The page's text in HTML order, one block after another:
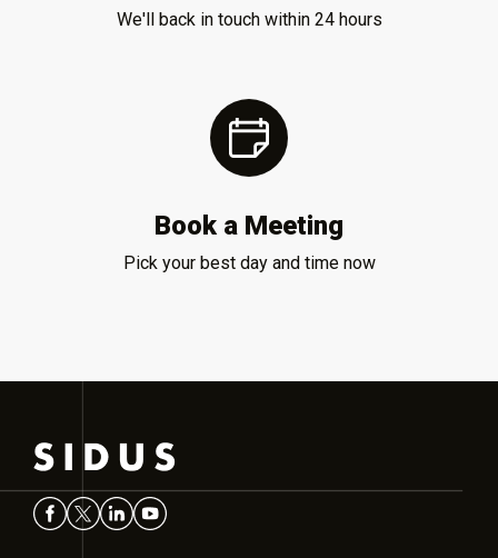
We'll back in touch within 24 hours
Book a Meeting
Pick your best day and time now